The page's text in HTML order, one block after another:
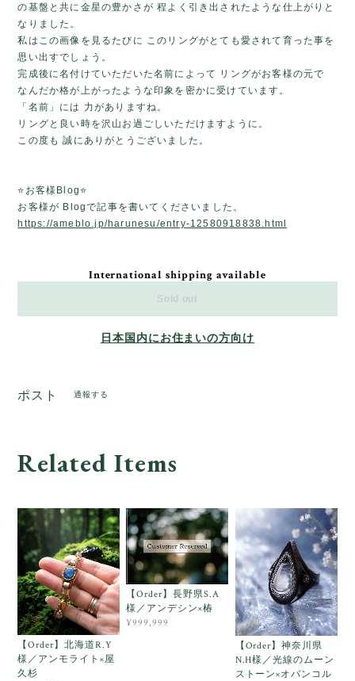
の基盤と共に金星の豊かさが 程よく引き出されたような仕上がりと
なりました。
私はこの画像を見るたびに このリングがとても愛されて育った事を
思い出すでしょう。
完成後に名付けていただいた名前によって リングがお客様の元で
なんだか格が上がったような印象を密かに受けています。
「名前」には 力がありますね。
リングと良い時を沢山お過ごしいただけますように。
この度も 誠にありがとうございました。
⭐️お客様Blog⭐️
お客様が Blogで記事を書いてくださいました。
https://ameblo.jp/harunesu/entry-12580918838.html
International shipping available
Sold out
日本国内にお住まいの方向け
ポスト 通報する
Related Items
【Order】北海道R.Y
様／アンモライト×屋
久杉
【Order】長野県S.A
様／アンデシン×椿
¥999,999
【Order】神奈川県
N.H様／光線のムーン
ストーン×オバンコル